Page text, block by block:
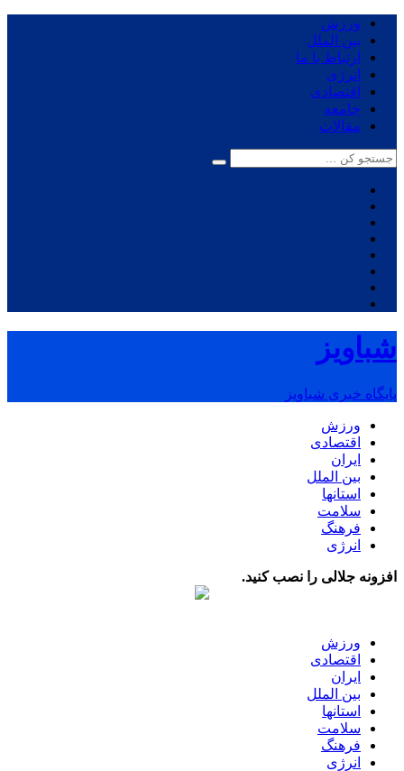
ورزش
بین الملل
ارتباط با ما
انرژی
اقتصادی
جامعه
مقالات
شباویز
پایگاه خبری شباویز
ورزش
اقتصادی
ایران
بین الملل
استانها
سلامت
فرهنگ
انرژی
افزونه جلالی را نصب کنید.
ورزش
اقتصادی
ایران
بین الملل
استانها
سلامت
فرهنگ
انرژی